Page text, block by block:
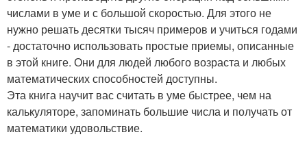
числами в уме и с большой скоростью. Для этого не
нужно решать десятки тысяч примеров и учиться годами
- достаточно использовать простые приемы, описанные
в этой книге. Они для людей любого возраста и любых
математических способностей доступны.
Эта книга научит вас считать в уме быстрее, чем на
калькуляторе, запоминать большие числа и получать от
математики удовольствие.